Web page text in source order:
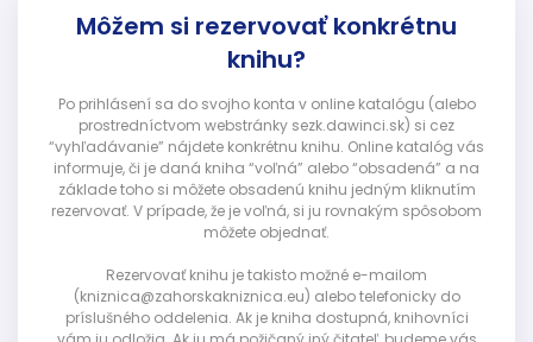
Môžem si rezervovať konkrétnu
knihu?
Po prihlásení sa do svojho konta v online katalógu (alebo
prostredníctvom webstránky sezk.dawinci.sk) si cez
“vyhľadávanie” nájdete konkrétnu knihu. Online katalóg vás
informuje, či je daná kniha “voľná” alebo “obsadená” a na
základe toho si môžete obsadenú knihu jedným kliknutím
rezervovať. V prípade, že je voľná, si ju rovnakým spôsobom
môžete objednať.
Rezervovať knihu je takisto možné e-mailom
(kniznica@zahorskakniznica.eu) alebo telefonicky do
príslušného oddelenia. Ak je kniha dostupná, knihovníci